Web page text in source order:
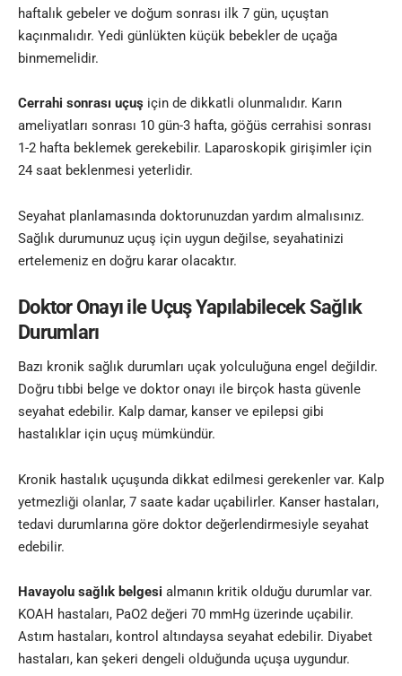
haftalık gebeler ve doğum sonrası ilk 7 gün, uçuştan
kaçınmalıdır. Yedi günlükten küçük bebekler de uçağa
binmemelidir.
Cerrahi sonrası uçuş için de dikkatli olunmalıdır. Karın
ameliyatları sonrası 10 gün-3 hafta, göğüs cerrahisi sonrası
1-2 hafta beklemek gerekebilir. Laparoskopik girişimler için
24 saat beklenmesi yeterlidir.
Seyahat planlamasında doktorunuzdan yardım almalısınız.
Sağlık durumunuz uçuş için uygun değilse, seyahatinizi
ertelemeniz en doğru karar olacaktır.
Doktor Onayı ile Uçuş Yapılabilecek Sağlık
Durumları
Bazı kronik sağlık durumları uçak yolculuğuna engel değildir.
Doğru tıbbi belge ve doktor onayı ile birçok hasta güvenle
seyahat edebilir. Kalp damar, kanser ve epilepsi gibi
hastalıklar için uçuş mümkündür.
Kronik hastalık uçuşunda dikkat edilmesi gerekenler var. Kalp
yetmezliği olanlar, 7 saate kadar uçabilirler. Kanser hastaları,
tedavi durumlarına göre doktor değerlendirmesiyle seyahat
edebilir.
Havayolu sağlık belgesi almanın kritik olduğu durumlar var.
KOAH hastaları, PaO2 değeri 70 mmHg üzerinde uçabilir.
Astım hastaları, kontrol altındaysa seyahat edebilir. Diyabet
hastaları, kan şekeri dengeli olduğunda uçuşa uygundur.